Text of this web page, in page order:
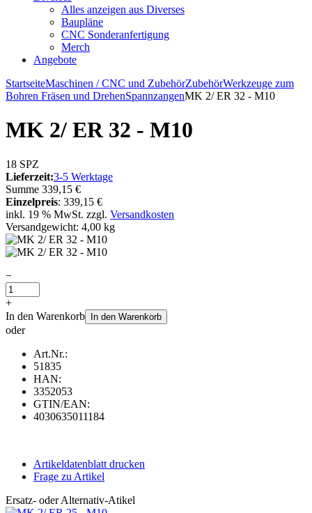
Alles anzeigen aus Diverses
Baupläne
CNC Sonderanfertigung
Merch
Angebote
StartseiteMaschinen / CNC und ZubehörZubehörWerkzeuge zum
Bohren Fräsen und DrehenSpannzangenMK 2/ ER 32 - M10
MK 2/ ER 32 - M10
18 SPZ
Lieferzeit:3-5 Werktage
Summe 339,15 €
Einzelpreis: 339,15 €
inkl. 19 % MwSt. zzgl. Versandkosten
Versandgewicht: 4,00 kg
−
+
In den Warenkorb
In den Warenkorb
oder
Art.Nr.:
51835
HAN:
3352053
GTIN/EAN:
4030635011184
Artikeldatenblatt drucken
Frage zu Artikel
Ersatz- oder Alternativ-Atikel